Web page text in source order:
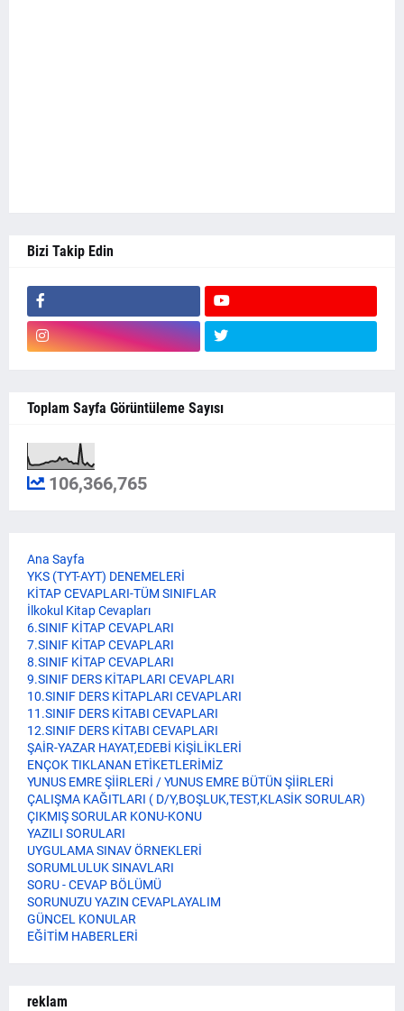
Bizi Takip Edin
Toplam Sayfa Görüntüleme Sayısı
106,366,765
Ana Sayfa
YKS (TYT-AYT) DENEMELERİ
KİTAP CEVAPLARI-TÜM SINIFLAR
İlkokul Kitap Cevapları
6.SINIF KİTAP CEVAPLARI
7.SINIF KİTAP CEVAPLARI
8.SINIF KİTAP CEVAPLARI
9.SINIF DERS KİTAPLARI CEVAPLARI
10.SINIF DERS KİTAPLARI CEVAPLARI
11.SINIF DERS KİTABI CEVAPLARI
12.SINIF DERS KİTABI CEVAPLARI
ŞAİR-YAZAR HAYAT,EDEBİ KİŞİLİKLERİ
ENÇOK TIKLANAN ETİKETLERİMİZ
YUNUS EMRE ŞİİRLERİ / YUNUS EMRE BÜTÜN ŞİİRLERİ
ÇALIŞMA KAĞITLARI ( D/Y,BOŞLUK,TEST,KLASİK SORULAR)
ÇIKMIŞ SORULAR KONU-KONU
YAZILI SORULARI
UYGULAMA SINAV ÖRNEKLERİ
SORUMLULUK SINAVLARI
SORU - CEVAP BÖLÜMÜ
SORUNUZU YAZIN CEVAPLAYALIM
GÜNCEL KONULAR
EĞİTİM HABERLERİ
reklam